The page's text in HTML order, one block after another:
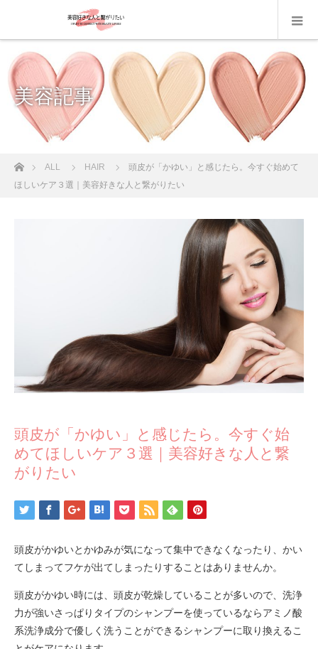
美容記事
ホームALL HAIR
頭皮が「かゆい」と感じたら。今すぐ始めて
ほしいケア３選｜美容好きな人と繋がりたい
頭皮が「かゆい」と感じたら。今すぐ始
めてほしいケア３選｜美容好きな人と繋
がりたい
頭皮がかゆいとかゆみが気になって集中できなくなったり、かい
てしまってフケが出てしまったりすることはありませんか。
頭皮がかゆい時には、頭皮が乾燥していることが多いので、洗浄
力が強いさっぱりタイプのシャンプーを使っているならアミノ酸
系洗浄成分で優しく洗うことができるシャンプーに取り換えるこ